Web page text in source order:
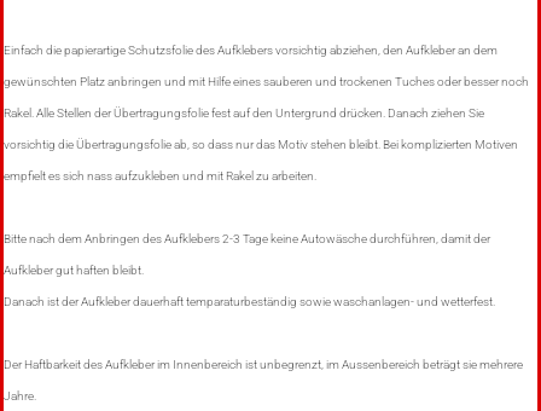
Einfach die papierartige Schutzsfolie des Aufklebers vorsichtig abziehen, den Aufkleber an dem
gewünschten Platz anbringen und mit Hilfe eines sauberen und trockenen Tuches oder besser noch
Rakel. Alle Stellen der Übertragungsfolie fest auf den Untergrund drücken. Danach ziehen Sie
vorsichtig die Übertragungsfolie ab, so dass nur das Motiv stehen bleibt. Bei komplizierten Motiven
empfielt es sich nass aufzukleben und mit Rakel zu arbeiten.
Bitte nach dem Anbringen des Aufklebers 2-3 Tage keine Autowäsche durchführen, damit der
Aufkleber gut haften bleibt.
Danach ist der Aufkleber dauerhaft temparaturbeständig sowie waschanlagen- und wetterfest.
Der Haftbarkeit des Aufkleber im Innenbereich ist unbegrenzt, im Aussenbereich beträgt sie mehrere
Jahre.